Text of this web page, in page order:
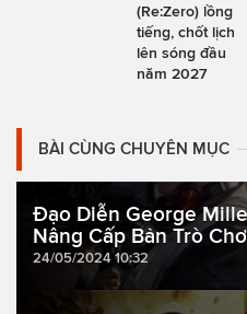
(Re:Zero) lồng
tiếng, chốt lịch
lên sóng đầu
năm 2027
BÀI CÙNG CHUYÊN MỤC
Đạo Diễn George
Nâng Cấp Bản Trò
24/05/2024 10:32